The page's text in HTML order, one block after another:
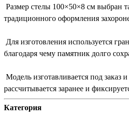
Размер стелы 100×50×8 см выбран
традиционного оформления
Для изготовления используется
благодаря чему памятник долго
Модель изготавливается под
рассчитывается заранее и
Категория